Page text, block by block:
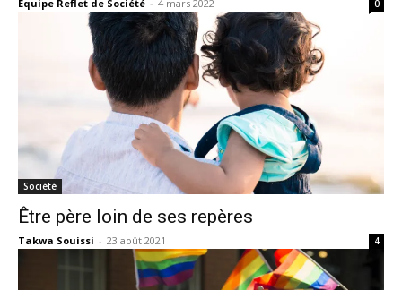
Équipe Reflet de Société - 4 mars 2022 0
Société
Être père loin de ses repères
Takwa Souissi - 23 août 2021 4